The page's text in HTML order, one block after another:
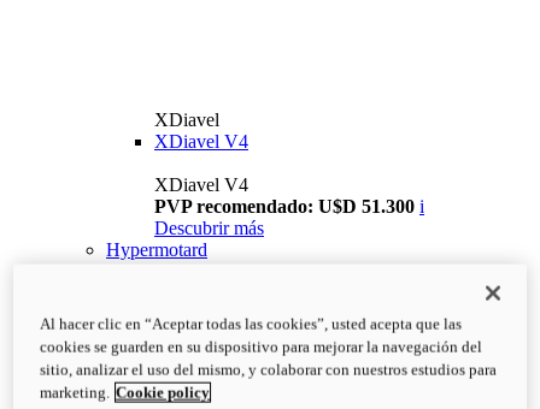
XDiavel
XDiavel V4
XDiavel V4
PVP recomendado: U$D 51.300 i
Descubrir más
Hypermotard
Al hacer clic en “Aceptar todas las cookies”, usted acepta que las
cookies se guarden en su dispositivo para mejorar la navegación del
sitio, analizar el uso del mismo, y colaborar con nuestros estudios para
marketing. Cookie policy